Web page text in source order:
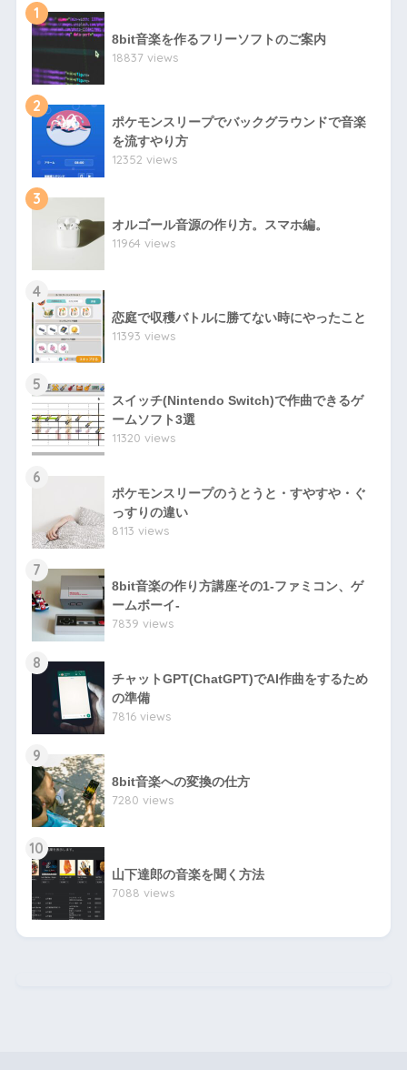
1
8bit音楽を作るフリーソフトのご案内
18837 views
2
ポケモンスリープでバックグラウンドで音楽
を流すやり方
12352 views
3
オルゴール音源の作り方。スマホ編。
11964 views
4
恋庭で収穫バトルに勝てない時にやったこと
11393 views
5
スイッチ(Nintendo Switch)で作曲できるゲ
ームソフト3選
11320 views
6
ポケモンスリープのうとうと・すやすや・ぐ
っすりの違い
8113 views
7
8bit音楽の作り方講座その1-ファミコン、ゲ
ームボーイ-
7839 views
8
チャットGPT(ChatGPT)でAI作曲をするため
の準備
7816 views
9
8bit音楽への変換の仕方
7280 views
10
山下達郎の音楽を聞く方法
7088 views